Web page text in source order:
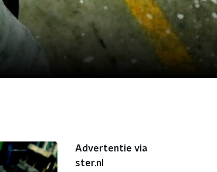
Advertentie via
ster.nl